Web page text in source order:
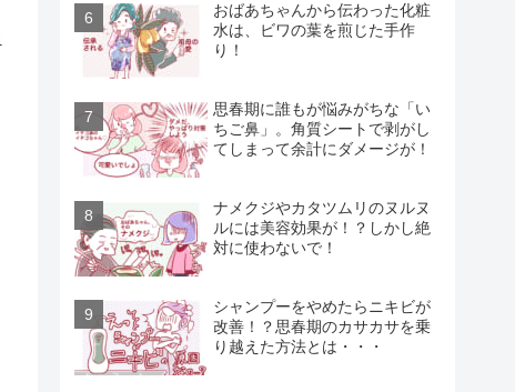
おばあちゃんから伝わった化粧
水は、ビワの葉を煎じた手作
り！
思春期に誰もが悩みがちな「い
ちご鼻」。角質シートで剥がし
てしまって余計にダメージが！
ナメクジやカタツムリのヌルヌ
ルには美容効果が！？しかし絶
対に使わないで！
シャンプーをやめたらニキビが
改善！？思春期のカサカサを乗
り越えた方法とは・・・